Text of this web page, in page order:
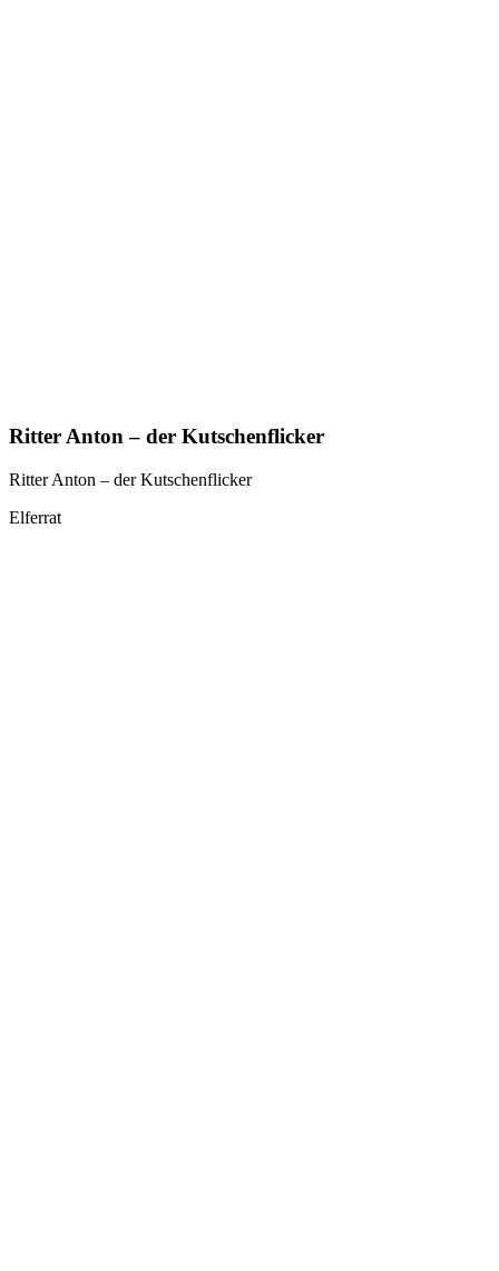
Ritter Anton – der Kutschenflicker
Ritter Anton – der Kutschenflicker
Elferrat